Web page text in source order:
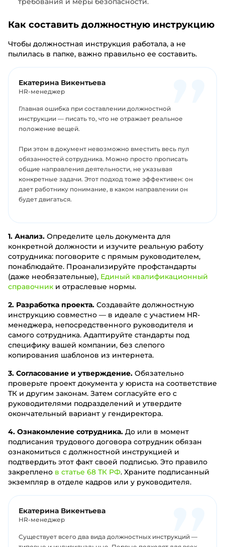
Как составить должностную инструкцию
Чтобы должностная инструкция работала, а не
пылилась в папке, важно правильно ее составить.
Екатерина Викентьева
HR-менеджер
Главная ошибка при составлении должностной
инструкции — писать то, что не отражает реальное
положение вещей.
При этом в документ невозможно вместить весь пул
обязанностей сотрудника. Можно просто прописать
общие направления деятельности, не указывая
конкретные задачи. Этот подход тоже эффективен: он
дает работнику понимание, в каком направлении он
будет двигаться.
1. Анализ. Определите цель документа для
конкретной должности и изучите реальную работу
сотрудника: поговорите с прямым руководителем,
понаблюдайте. Проанализируйте профстандарты
(даже необязательные), Единый квалификационный
справочник и отраслевые нормы.
2. Разработка проекта. Создавайте должностную
инструкцию совместно — в идеале с участием HR-
менеджера, непосредственного руководителя и
самого сотрудника. Адаптируйте стандарты под
специфику вашей компании, без слепого
копирования шаблонов из интернета.
3. Согласование и утверждение. Обязательно
проверьте проект документа у юриста на соответствие
ТК и другим законам. Затем согласуйте его с
руководителями подразделений и утвердите
окончательный вариант у гендиректора.
4. Ознакомление сотрудника. До или в момент
подписания трудового договора сотрудник обязан
ознакомиться с должностной инструкцией и
подтвердить этот факт своей подписью. Это правило
закреплено в статье 68 ТК РФ. Храните подписанный
экземпляр в отделе кадров или у руководителя.
Екатерина Викентьева
HR-менеджер
Существует всего два вида должностных инструкций —